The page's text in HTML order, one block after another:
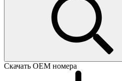
Скачать ОЕМ номера